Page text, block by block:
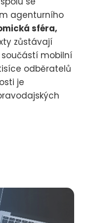
agenturního
sféra,
zůstávají
součástí mobilní
odběratelů
je